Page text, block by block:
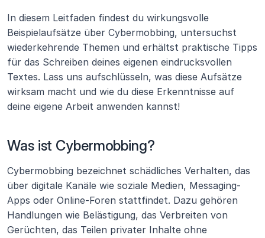
In diesem Leitfaden findest du wirkungsvolle
Beispielaufsätze über Cybermobbing, untersuchst
wiederkehrende Themen und erhältst praktische Tipps
für das Schreiben deines eigenen eindrucksvollen
Textes. Lass uns aufschlüsseln, was diese Aufsätze
wirksam macht und wie du diese Erkenntnisse auf
deine eigene Arbeit anwenden kannst!
Was ist Cybermobbing?
Cybermobbing bezeichnet schädliches Verhalten, das
über digitale Kanäle wie soziale Medien, Messaging-
Apps oder Online-Foren stattfindet. Dazu gehören
Handlungen wie Belästigung, das Verbreiten von
Gerüchten, das Teilen privater Inhalte ohne